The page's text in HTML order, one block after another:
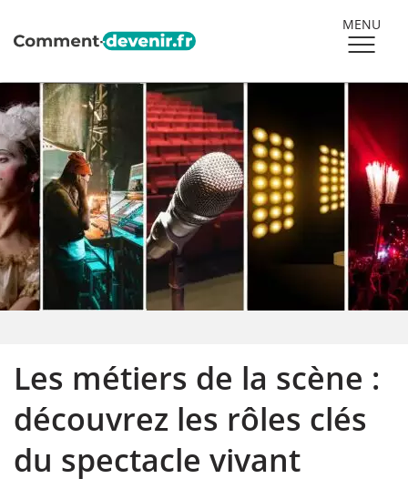
MENU
Les métiers de la scène :
découvrez les rôles clés
du spectacle vivant